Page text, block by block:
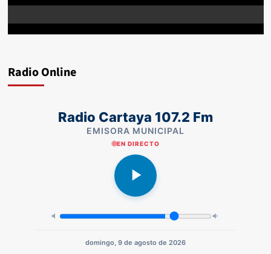
Radio Online
Radio Cartaya 107.2 Fm
EMISORA MUNICIPAL
EN DIRECTO
domingo, 9 de agosto de 2026